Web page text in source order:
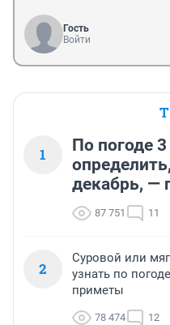
Гость
Войти
1
По погоде
декабрь, —
87 751 11
2
Суровой или
узнать по
приметы
78 474 12